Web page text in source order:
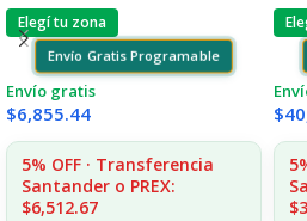
Elegí tu zona
Envío Gratis Programable
Envío gratis
$6,855.44
5% OFF · Transferencia
Santander o PREX:
$6,512.67
$